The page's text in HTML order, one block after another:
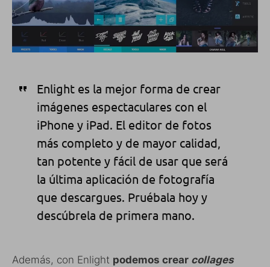
Enlight es la mejor forma de crear
imágenes espectaculares con el
iPhone y iPad. El editor de fotos
más completo y de mayor calidad,
tan potente y fácil de usar que será
la última aplicación de fotografía
que descargues. Pruébala hoy y
descúbrela de primera mano.
Además, con Enlight podemos crear collages